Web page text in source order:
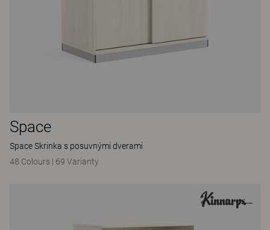
Space
Space Skrinka s posuvnými dverami
48 Colours | 69 Varianty